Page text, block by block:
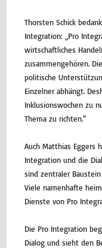
Thorsten Schick
Integration: „Pro
wirtschaftliches
zusammengehören.
politische
Einzelner abhängt.
Inklusionswochen zu
Thema zu richten.“
Auch Matthias Eggers
Integration und die
sind zentraler
Viele namenhafte
Dienste von Pro
Die Pro Integration
Dialog und sieht den